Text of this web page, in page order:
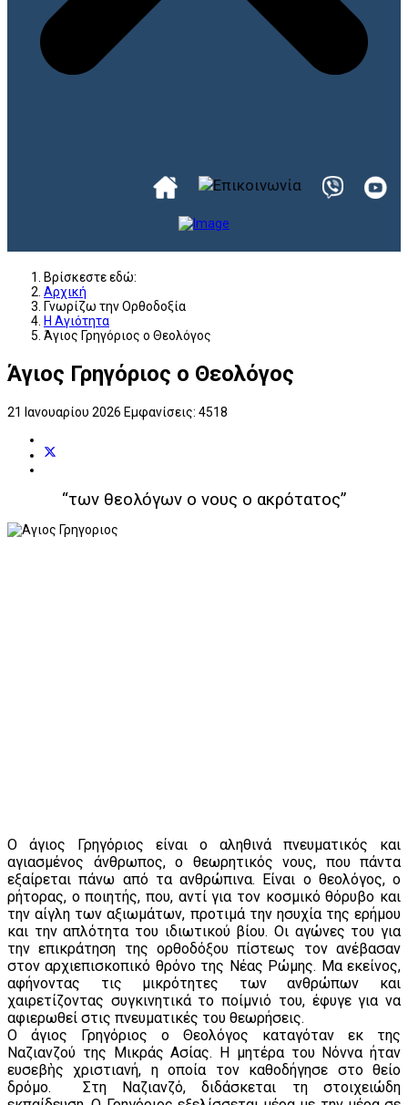
Βρίσκεστε εδώ:
Αρχική
Γνωρίζω την Ορθοδοξία
Η Αγιότητα
Άγιος Γρηγόριος ο Θεολόγος
Άγιος Γρηγόριος ο Θεολόγος
21 Ιανουαρίου 2026 Εμφανίσεις: 4518
“των θεολόγων ο νους ο ακρότατος”
Ο άγιος Γρηγόριος είναι ο αληθινά πνευματικός και
αγιασμένος άνθρωπος, ο θεωρητικός νους, που πάντα
εξαίρεται πάνω από τα ανθρώπινα. Είναι ο θεολόγος, ο
ρήτορας, ο ποιητής, που, αντί για τον κοσμικό θόρυβο και
την αίγλη των αξιωμάτων, προτιμά την ησυχία της ερήμου
και την απλότητα του ιδιωτικού βίου. Οι αγώνες του για
την επικράτηση της ορθοδόξου πίστεως τον ανέβασαν
στον αρχιεπισκοπικό θρόνο της Νέας Ρώμης. Μα εκείνος,
αφήνοντας τις μικρότητες των ανθρώπων και
χαιρετίζοντας συγκινητικά το ποίμνιό του, έφυγε για να
αφιερωθεί στις πνευματικές του θεωρήσεις.
Ο άγιος Γρηγόριος ο Θεολόγος καταγόταν εκ της
Ναζιανζού της Μικράς Ασίας. Η μητέρα του Νόννα ήταν
ευσεβὴς χριστιανή, η οποία τον καθοδήγησε στο θείο
δρόμο. Στη Ναζιανζό, διδάσκεται τη στοιχειώδη